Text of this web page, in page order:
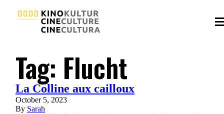
Tag: Flucht
La Colline aux cailloux
October 5, 2023
By Sarah